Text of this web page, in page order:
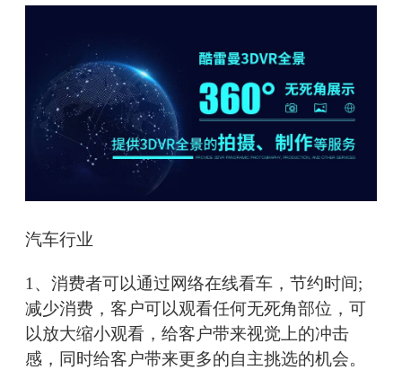
汽车行业
1、消费者可以通过网络在线看车，节约时间;
减少消费，客户可以观看任何无死角部位，可
以放大缩小观看，给客户带来视觉上的冲击
感，同时给客户带来更多的自主挑选的机会。